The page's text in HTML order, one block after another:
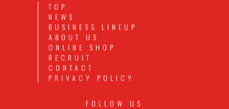
TOP
NEWS
BUSINESS LINEUP
ABOUT US
ONLINE SHOP
RECRUIT
CONTACT
PRIVACY POLICY
FOLLOW US